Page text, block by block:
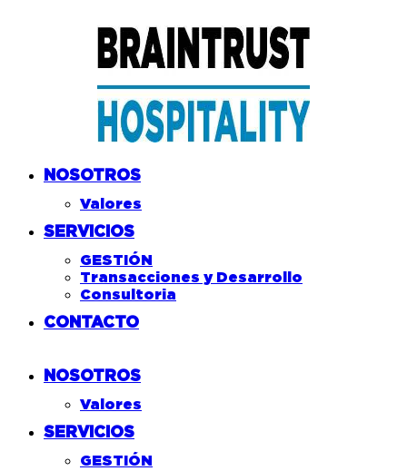
NOSOTROS
Valores
SERVICIOS
GESTIÓN
Transacciones y Desarrollo
Consultoria
CONTACTO
NOSOTROS
Valores
SERVICIOS
GESTIÓN